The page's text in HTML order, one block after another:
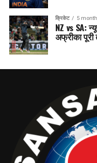
क्रिकेट 5
NZ vs SA:
अफ्रीका